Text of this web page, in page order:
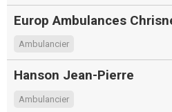
Europ Ambulances
Ambulancier
Hanson Jean-Pierre
Ambulancier